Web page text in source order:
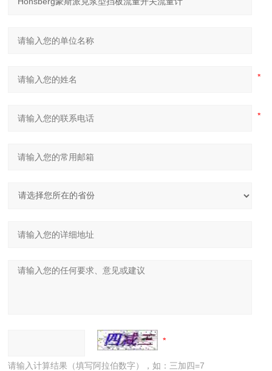
请输入计算结果（填写阿拉伯数字），如：三加四=7